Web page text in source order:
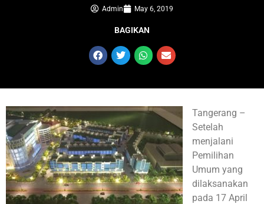
Admin May 6, 2019
BAGIKAN
Tangerang –
Setelah
menjalani
Pemilihan
Umum yang
dilaksanakan
pada 17 April